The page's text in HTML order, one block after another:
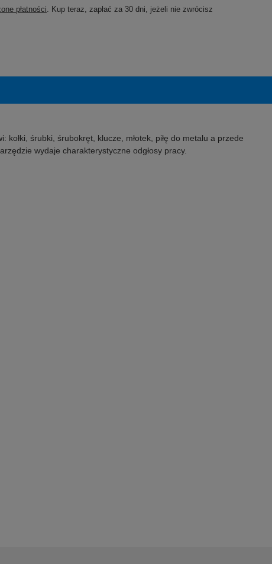
płatności. Kup teraz, zapłać za 30 dni, jeżeli nie zwrócisz
śrubki, śrubokręt, klucze, młotek, piłę do metalu a przede
wydaje charakterystyczne odgłosy pracy.